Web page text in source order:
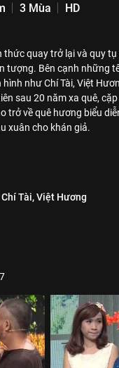
3 Mùa
HD
thức quay trở lại và quy tụ
tượng. Bên cạnh những
như Chí Tài, Việt
sau 20 năm xa quê,
trở về quê hương biểu
xuân cho khán giả.
Chí Tài,Việt Hương